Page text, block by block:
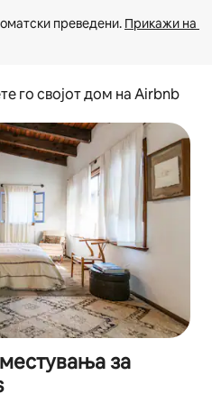
преведени. Прикажи на
го својот дом на Airbnb
за